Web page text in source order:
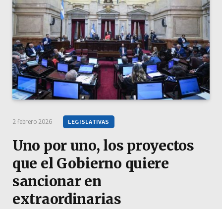
2 febrero 2026 LEGISLATIVAS
Uno por uno, los proyectos
que el Gobierno quiere
sancionar en
extraordinarias